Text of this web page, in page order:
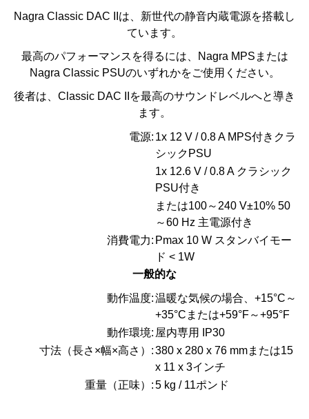
Nagra Classic DAC IIは、新世代の静音内蔵電源を搭載し
ています。
最高のパフォーマンスを得るには、Nagra MPSまたは
Nagra Classic PSUのいずれかをご使用ください。
後者は、Classic DAC IIを最高のサウンドレベルへと導き
ます。
電源: 1x 12 V / 0.8 A MPS付きクラ
シックPSU
1x 12.6 V / 0.8 A クラシック
PSU付き
または100～240 V±10% 50
～60 Hz 主電源付き
消費電力: Pmax 10 W スタンバイモー
ド < 1W
一般的な
動作温度:温暖な気候の場合、+15°C～
+35°Cまたは+59°F～+95°F
動作環境: 屋内専用 IP30
寸法（長さ×幅×高さ）:380 x 280 x 76 mmまたは15
x 11 x 3インチ
重量（正味）:5 kg / 11ポンド